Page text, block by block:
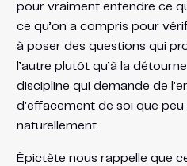
pour vraiment entendre ce
ce qu’on a compris pour
à poser des questions qui
l’autre plutôt qu’à la
discipline qui demande de
d’effacement de soi que
naturellement.
Épictète nous rappelle que